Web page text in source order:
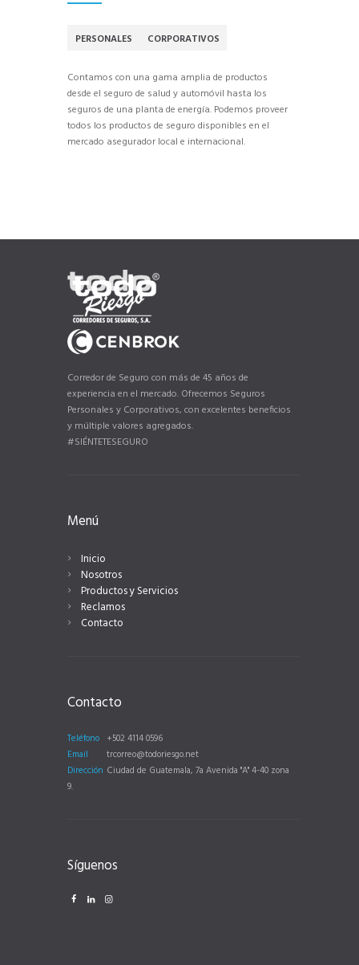
PERSONALES CORPORATIVOS
Contamos con una gama amplia de productos
desde el seguro de salud y automóvil hasta los
seguros de una planta de energía. Podemos proveer
todos los productos de seguro disponibles en el
mercado asegurador local e internacional.
Corredor de Seguro con más de 45 años de
experiencia en el mercado. Ofrecemos Seguros
Personales y Corporativos, con excelentes beneficios
y múltiple valores agregados.
#SIÉNTETESEGURO
Menú
Inicio
Nosotros
Productos y Servicios
Reclamos
Contacto
Contacto
Teléfono +502 4114 0596
Email
trcorreo@todoriesgo.net
Dirección Ciudad de Guatemala, 7a Avenida "A" 4-40 zona
9.
Síguenos